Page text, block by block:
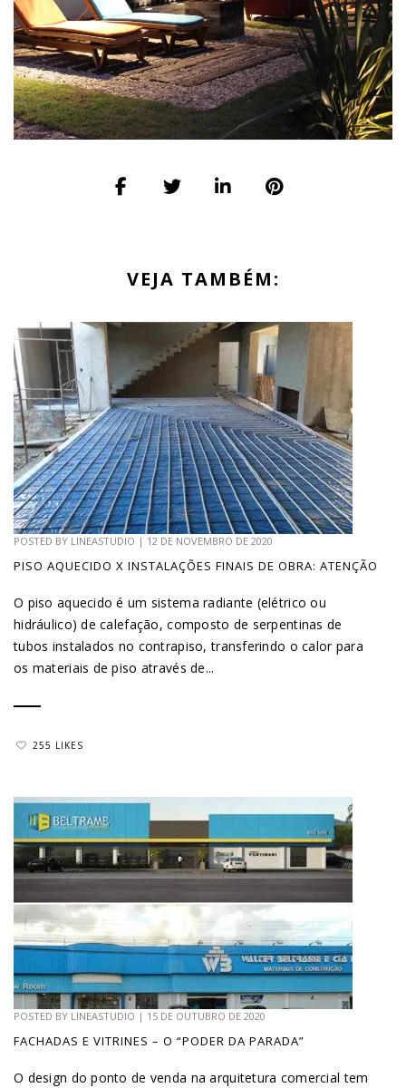
VEJA TAMBÉM:
POSTED BY LINEASTUDIO | 12 DE NOVEMBRO DE 2020
PISO AQUECIDO X INSTALAÇÕES FINAIS DE OBRA: ATENÇÃO
O piso aquecido é um sistema radiante (elétrico ou
hidráulico) de calefação, composto de serpentinas de
tubos instalados no contrapiso, transferindo o calor para
os materiais de piso através de...
255 LIKES
POSTED BY LINEASTUDIO | 15 DE OUTUBRO DE 2020
FACHADAS E VITRINES – O “PODER DA PARADA”
O design do ponto de venda na arquitetura comercial tem